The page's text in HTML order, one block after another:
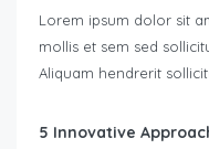
Lorem ipsum dolor sit
mollis et sem sed
Aliquam hendrerit
5 Innovative